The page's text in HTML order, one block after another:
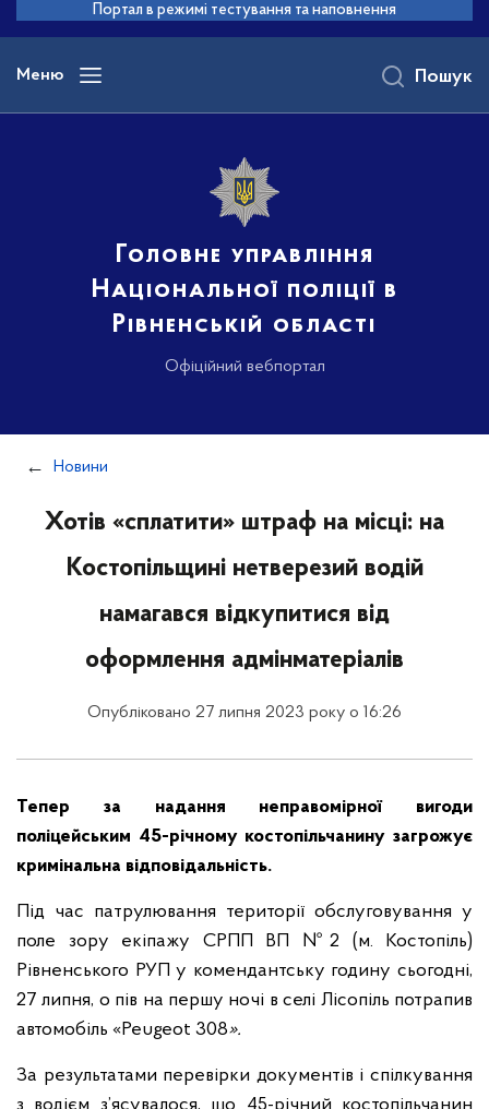
основного
вмісту
Портал в режимі тестування та наповнення
Меню
Головне управління
Національної поліції в
Рівненській області
Офіційний вебпортал
Пошук
Новини
Хотів «сплатити» штраф на місці: на
Костопільщині нетверезий водій
намагався відкупитися від
оформлення адмінматеріалів
Опубліковано 27 липня 2023 року о 16:26
Тепер за надання неправомірної вигоди
поліцейським 45-річному костопільчанину загрожує
кримінальна відповідальність.
Під час патрулювання території обслуговування у
поле зору екіпажу СРПП ВП №2 (м. Костопіль)
Рівненського РУП у комендантську годину сьогодні,
27 липня, о пів на першу ночі в селі Лісопіль потрапив
автомобіль «Peugeot 308».
За результатами перевірки документів і спілкування